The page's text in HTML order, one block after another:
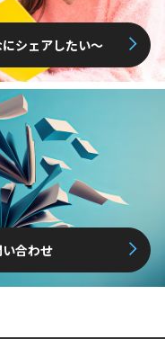
シェアしたい〜
合わせ